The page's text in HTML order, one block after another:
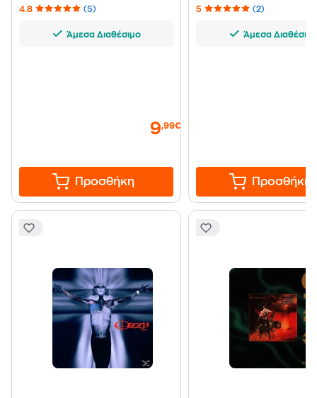
4.8 (5)
Άμεσα Διαθέσιμο
9,99€
Προσθήκη
5 (2)
Άμεσα Διαθέσιμο
Προσθήκη